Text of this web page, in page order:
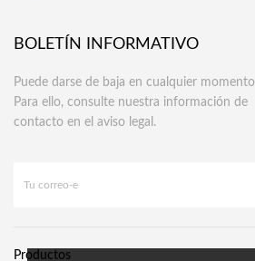
BOLETÍN INFORMATIVO
Puede darse de baja en cualquier
Para ello, consulte nuestra información de
contacto en el aviso legal.
Productos